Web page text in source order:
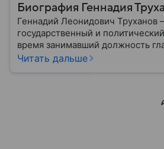
Биография Геннадия
Геннадий Леонидович Труханов
государственный и
время занимавший должность
крупного портового города на
Читать дальше